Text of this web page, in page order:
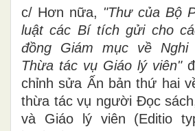
c/ Hơn nữa, "Thư của Bộ
luật các Bí tích gửi cho
đồng Giám mục về
Thừa tác vụ Giáo lý viên"
chỉnh sửa Ấn bản thứ hai
thừa tác vụ người Đọc
và Giáo lý viên (Editio